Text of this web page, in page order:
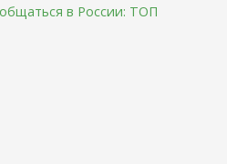
в России: ТОП